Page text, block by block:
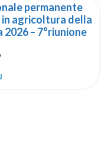
permanente
in agricoltura della
– 7°riunione